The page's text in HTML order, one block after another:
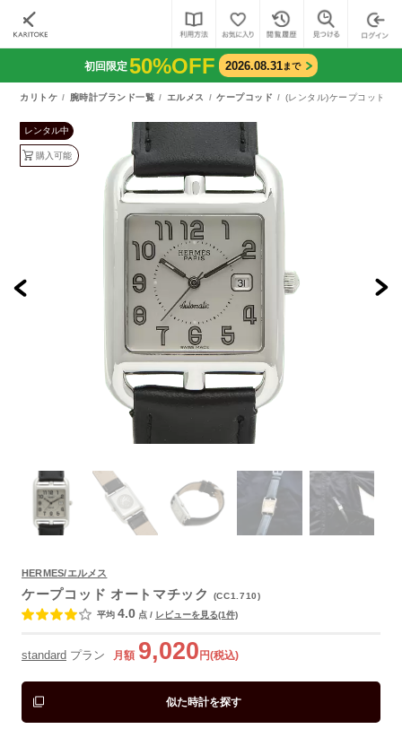
初回限定50%OFF 2026.08.31まで
カリトケ 腕時計ブランド一覧 エルメス ケープコッド (レンタル)ケープコッド
レンタル中
購入可能
HERMES/エルメス
ケープコッド オートマチック
(CC1.710)
平均 4.0 点 / レビューを見る(1件)
standard プラン 月額 9,020 円(税込)
似た時計を探す
よくあるご質問